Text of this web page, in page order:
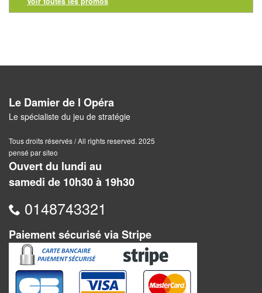
évolutifs
Casse-
têtes
Accessoires
Backgammon
traditionnels
Dominos
Jeu
de
Le Damier de l Opéra
Le spécialiste du jeu de stratégie
Tous droits réservés / All rights reserved. 2025
pensé par siteo
Ouvert du lundi au
samedi de 10h30 à 19h30
0148743321
Paiement sécurisé via Stripe